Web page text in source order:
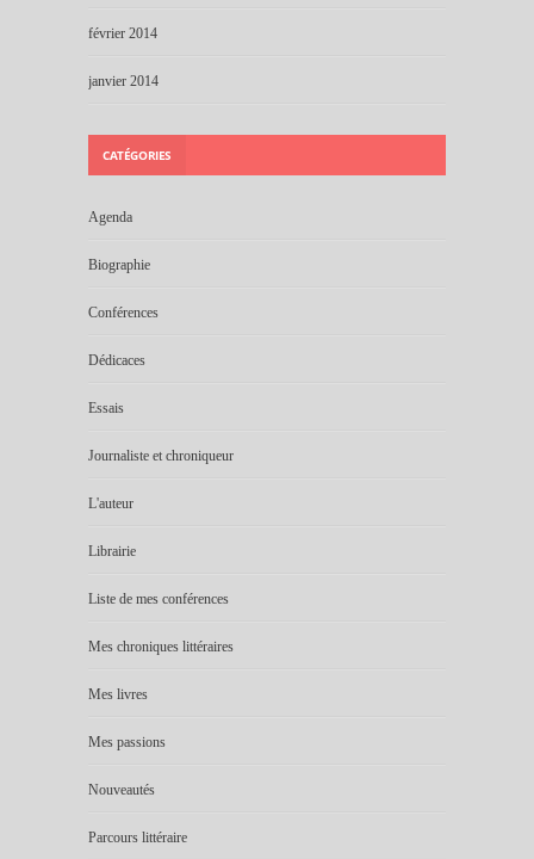
février 2014
janvier 2014
CATÉGORIES
Agenda
Biographie
Conférences
Dédicaces
Essais
Journaliste et chroniqueur
L'auteur
Librairie
Liste de mes conférences
Mes chroniques littéraires
Mes livres
Mes passions
Nouveautés
Parcours littéraire